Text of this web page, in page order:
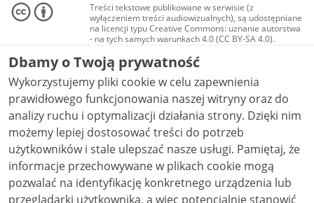
Treści tekstowe publikowane w serwisie (z
wyłączeniem treści audiowizualnych), są udostępniane
na licencji typu Creative Commons: uznanie autorstwa
- na tych samych warunkach 4.0 (CC BY-SA 4.0).
Materiały audiowizualne, w tym zdjęcia, materiały
audio i wideo, są udostępniane na licencji typu
Creative Commons: uznanie autorstwa użycie
niekomercyjne - bez utworów zależnych 4.0 (CC BY-
NC-ND 4.0), o ile nie jest to stwierdzone inaczej.
Dbamy o Twoją prywatność
Wykorzystujemy pliki cookie w celu zapewnienia
prawidłowego funkcjonowania naszej witryny oraz do
analizy ruchu i optymalizacji działania strony. Dzięki nim
możemy lepiej dostosować treści do potrzeb
użytkowników i stale ulepszać nasze usługi. Pamiętaj, że
informacje przechowywane w plikach cookie mogą
pozwalać na identyfikację konkretnego urządzenia lub
przeglądarki użytkownika, a więc potencjalnie stanowić